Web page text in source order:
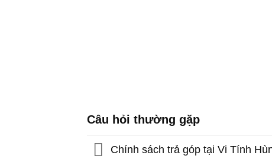
Câu hỏi thường gặp
Chính sách trả góp tại Vi Tính